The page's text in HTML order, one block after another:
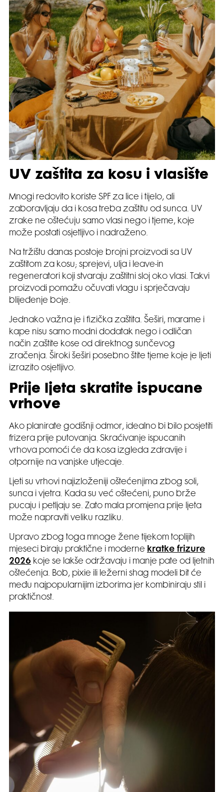
UV zaštita za kosu i vlasište
Mnogi redovito koriste SPF za lice i tijelo, ali
zaboravljaju da i kosa treba zaštitu od sunca. UV
zrake ne oštećuju samo vlasi nego i tjeme, koje
može postati osjetljivo i nadraženo.
Na tržištu danas postoje brojni proizvodi sa UV
zaštitom za kosu; sprejevi, ulja i leave-in
regeneratori koji stvaraju zaštitni sloj oko vlasi. Takvi
proizvodi pomažu očuvati vlagu i sprječavaju
blijeđenje boje.
Jednako važna je i fizička zaštita. Šeširi, marame i
kape nisu samo modni dodatak nego i odličan
način zaštite kose od direktnog sunčevog
zračenja. Široki šeširi posebno štite tjeme koje je ljeti
izrazito osjetljivo.
Prije ljeta skratite ispucane
vrhove
Ako planirate godišnji odmor, idealno bi bilo posjetiti
frizera prije putovanja. Skraćivanje ispucanih
vrhova pomoći će da kosa izgleda zdravije i
otpornije na vanjske utjecaje.
Ljeti su vrhovi najizloženiji oštećenjima zbog soli,
sunca i vjetra. Kada su već oštećeni, puno brže
pucaju i petljaju se. Zato mala promjena prije ljeta
može napraviti veliku razliku.
Upravo zbog toga mnoge žene tijekom toplijih
mjeseci biraju praktične i moderne kratke frizure
2026 koje se lakše održavaju i manje pate od ljetnih
oštećenja. Bob, pixie ili ležerni shag modeli bit će
među najpopularnijim izborima jer kombiniraju stil i
praktičnost.